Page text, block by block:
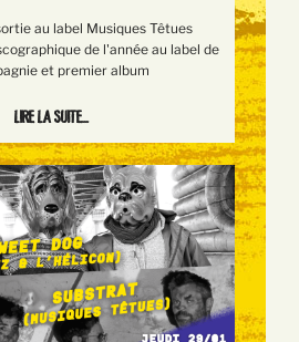
au label Musiques Têtues
de l'année au label de
et premier album
Lire la suite...